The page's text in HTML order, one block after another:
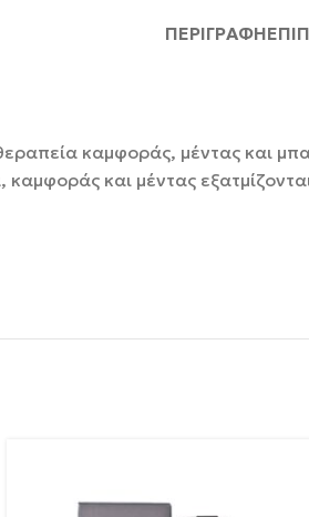
ΠΕΡΙΓΡΑΦΉ
καμφοράς, μέντας και
και μέντας